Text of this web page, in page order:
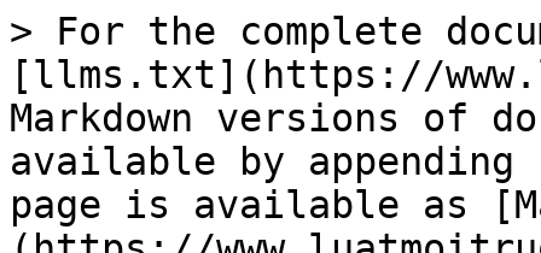
> For the complete
[llms.txt](https://
Markdown versions of
available by
page is available as